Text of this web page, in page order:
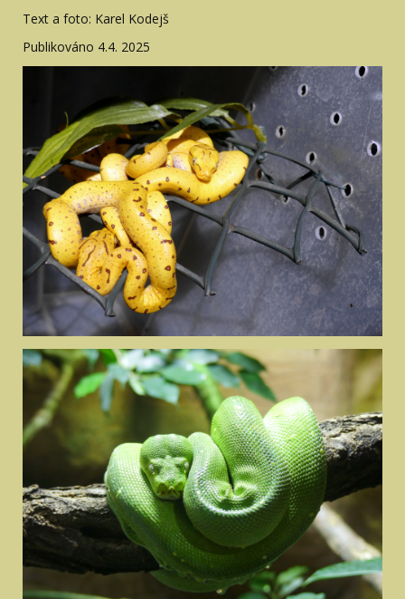
Text a foto: Karel Kodejš
Publikováno 4.4. 2025